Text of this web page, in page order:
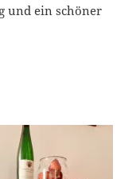
und ein schöner